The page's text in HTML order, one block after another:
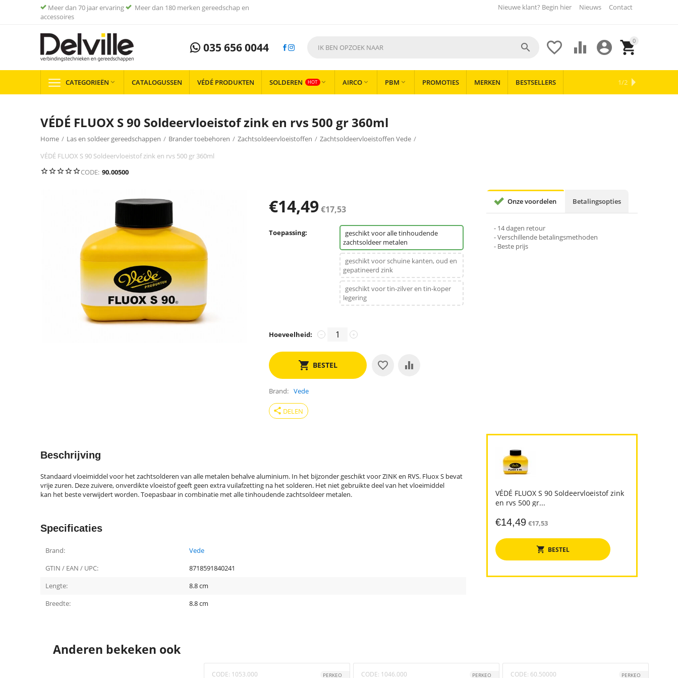
Meer dan 70 jaar ervaring
Meer dan 180 merken gereedschap en
accessoires
Nieuwe klant? Begin hier Nieuws Contact
035 656 0044 0


 

CATEGORIEËN  CATALOGUSSEN VÉDÉ PRODUKTEN SOLDEREN HOT  AIRCO  PBM  PROMOTIES MERKEN BESTSELLERS 1/2
VÉDÉ FLUOX S 90 Soldeervloeistof zink en rvs 500 gr 360ml
Home / Las en soldeer gereedschappen / Brander toebehoren / Zachtsoldeervloeistoffen / Zachtsoldeervloeistoffen Vede /
VÉDÉ FLUOX S 90 Soldeervloeistof zink en rvs 500 gr 360ml
CODE: 90.00500
€14,49€17,53
Toepassing:
geschikt voor alle tinhoudende
zachtsoldeer metalen
geschikt voor schuine kanten, oud en
gepatineerd zink
geschikt voor tin-zilver en tin-koper
legering
Hoeveelheid: +
−
BESTEL
Brand Vede
share DELEN
Onze voordelen Betalingsopties
- 14 dagen retour
- Verschillende betalingsmethoden
- Beste prijs
VÉDÉ FLUOX S 90 Soldeervloeistof zink
en rvs 500 gr...
€14,49 €17,53
BESTEL
Beschrijving
Standaard vloeimiddel voor het zachtsolderen van alle metalen behalve aluminium. In het bijzonder geschikt voor ZINK en RVS. Fluox S bevat
vrije zuren. Deze zuivere, onverdikte vloeistof geeft geen extra vuilafzetting na het solderen. Het niet gebruikte deel van het vloeimiddel
kan het beste verwijdert worden. Toepasbaar in combinatie met alle tinhoudende zachtsoldeer metalen.
Specificaties
Brand:
Vede
GTIN / EAN / UPC:
8718591840241
Lengte:
8.8 cm
Breedte:
8.8 cm
Anderen bekeken ook
CODE: 1053.000 PERKEO CODE: 1046.000 PERKEO CODE: 60.50000 PERKEO